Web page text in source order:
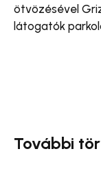
ötvözésével
látogatók
További